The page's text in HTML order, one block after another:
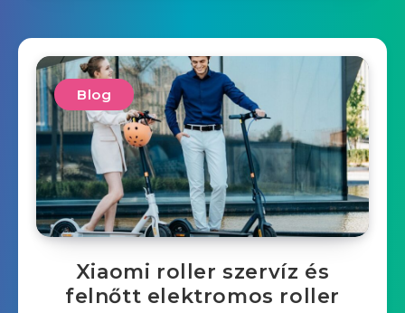
Blog
Xiaomi roller szervíz és
felnőtt elektromos roller